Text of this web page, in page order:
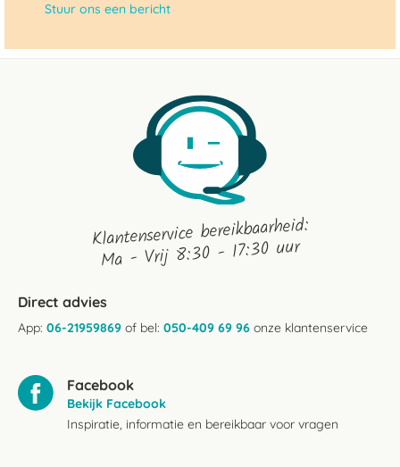
Stuur ons een bericht
Klantenservice bereikbaarheid:
Ma - Vrij 8:30 - 17:30 uur
Direct advies
App: 06-21959869 of bel: 050-409 69 96 onze klantenservice
Facebook
Bekijk Facebook
Inspiratie, informatie en bereikbaar voor vragen